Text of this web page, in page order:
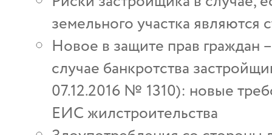
земельного участка являются
Новое в защите прав граждан
случае банкротства
07.12.2016 № 1310): новые
ЕИС жилстроительства